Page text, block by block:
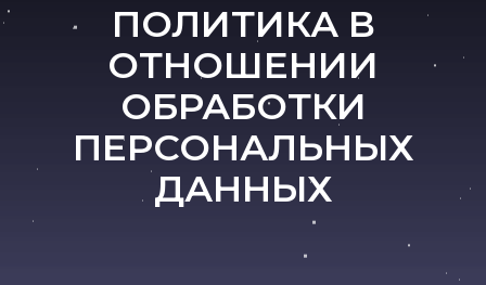
ПОЛИТИКА В
ОТНОШЕНИИ
ОБРАБОТКИ
ПЕРСОНАЛЬНЫХ
ДАННЫХ